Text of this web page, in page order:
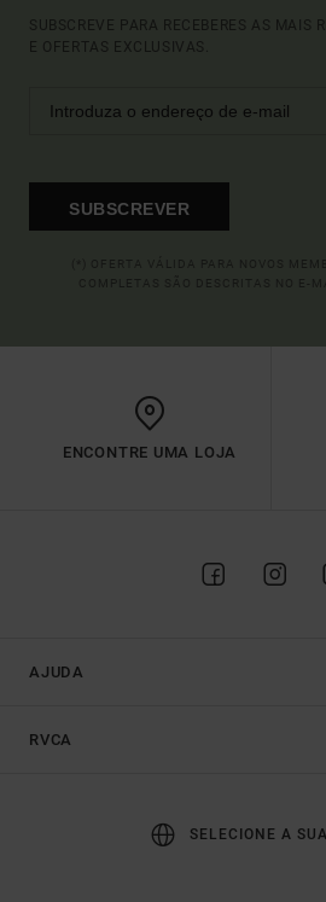
SUBSCREVE PARA RECEBERES AS MAIS
E OFERTAS EXCLUSIVAS.
SUBSCREVER
ENCONTRE UMA LOJA
AJUDA
RVCA
SELECIONE A